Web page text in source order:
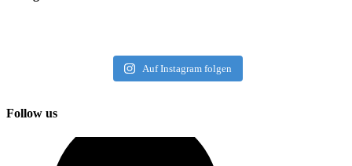
Auf Instagram folgen
Follow us